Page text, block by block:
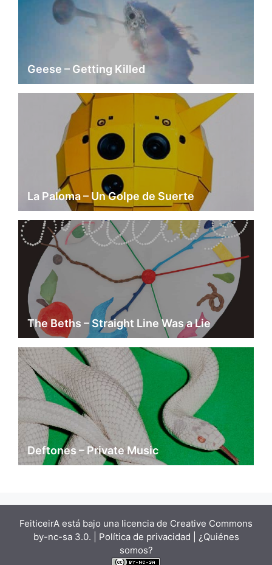
Geese – Getting Killed
La Paloma – Un Golpe de Suerte
The Beths – Straight Line Was a Lie
Deftones – Private Music
FeiticeirA está bajo una licencia de Creative Commons
by-nc-sa 3.0. | Política de privacidad | ¿Quiénes
somos?